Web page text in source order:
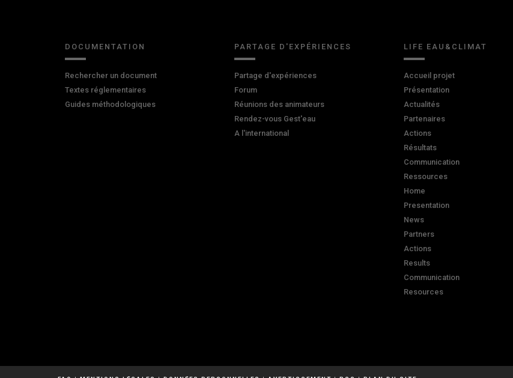
DOCUMENTATION
Rechercher un document
Textes réglementaires
Guides méthodologiques
PARTAGE D'EXPÉRIENCES
Partage d'expériences
Forum
Réunions des animateurs
Rendez-vous Gest'eau
A l'international
LIFE EAU&CLIMAT
Accueil projet
Présentation
Actualités
Partenaires
Actions
Résultats
Communication
Ressources
Home
Presentation
News
Partners
Actions
Results
Communication
Resources